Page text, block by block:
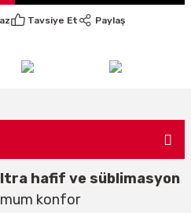
Tavsiye Et Paylaş
hafif ve süblimasyon
konfor